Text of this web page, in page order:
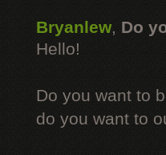
Bryanlew, Do
Hello!
Do you want to
do you want to